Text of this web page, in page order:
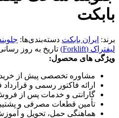
بابکت
برند: ایران بابکت دسته‌بندی‌ها:
لیفتراک (Forklift)
تاریخ به روز
ویژگی های محصول:
مشاوره تخصصی پیش از
ارائه فاکتور رسمی و
گارانتی و خدمات پس از
تأمین قطعات مصرفی و
هماهنگی حمل، تحویل و آموزش